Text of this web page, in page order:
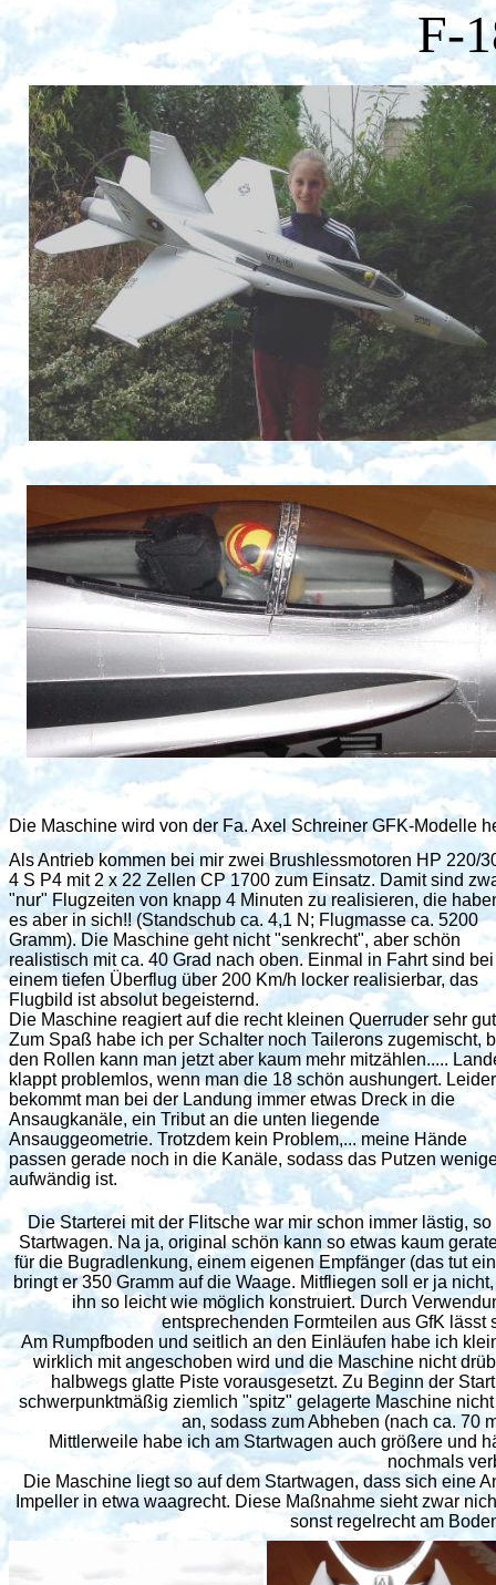
F-
Die Maschine wird von der Fa. Axel Schreiner GFK-Modelle
Als Antrieb kommen bei mir zwei Brushlessmotoren HP 220/
4 S P4 mit 2 x 22 Zellen CP 1700 zum Einsatz. Damit sind
"nur" Flugzeiten von knapp 4 Minuten zu realisieren, die
es aber in sich!! (Standschub ca. 4,1 N; Flugmasse ca. 5200
Gramm). Die Maschine geht nicht "senkrecht", aber schön
realistisch mit ca. 40 Grad nach oben. Einmal in Fahrt sind bei
einem tiefen Überflug über 200 Km/h locker realisierbar, das
Flugbild ist absolut begeisternd.
Die Maschine reagiert auf die recht kleinen Querruder sehr
Zum Spaß habe ich per Schalter noch Tailerons zugemischt,
den Rollen kann man jetzt aber kaum mehr mitzählen.....
klappt problemlos, wenn man die 18 schön aushungert. Leider
bekommt man bei der Landung immer etwas Dreck in die
Ansaugkanäle, ein Tribut an die unten liegende
Ansauggeometrie. Trotzdem kein Problem,... meine Hände
passen gerade noch in die Kanäle, sodass das Putzen
aufwändig ist.
Die Starterei mit der Flitsche war mir schon immer lästig,
Startwagen. Na ja, original schön kann so etwas kaum
für die Bugradlenkung, einem eigenen Empfänger (das tut
bringt er 350 Gramm auf die Waage. Mitfliegen soll er ja
ihn so leicht wie möglich konstruiert. Durch
entsprechenden Formteilen aus GfK
Am Rumpfboden und seitlich an den Einläufen habe ich
wirklich mit angeschoben wird und die Maschine nicht
halbwegs glatte Piste vorausgesetzt. Zu Beginn der
schwerpunktmäßig ziemlich "spitz" gelagerte Maschine
an, sodass zum Abheben (nach ca. 70
Mittlerweile habe ich am Startwagen auch größere und
nochmals
Die Maschine liegt so auf dem Startwagen, dass sich eine
Impeller in etwa waagrecht. Diese Maßnahme sieht zwar
sonst regelrecht am